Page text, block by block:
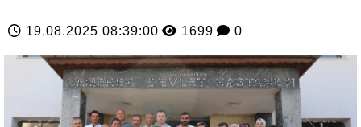
19.08.2025 08:39:00 1699 0